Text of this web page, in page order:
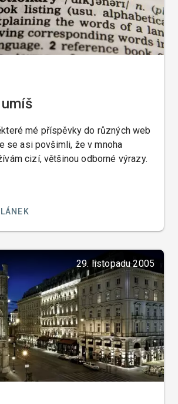
mé příspěvky do různých web
se asi povšimli, že v mnoha
cizí, většinou odborné výrazy.
29. listopadu 2005